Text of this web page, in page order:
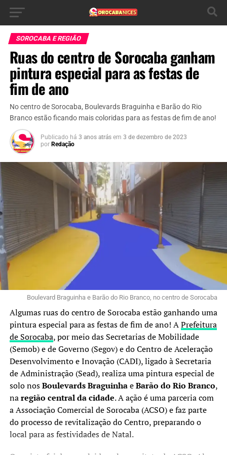
SOROCABA E REGIÃO
Ruas do centro de Sorocaba ganham
pintura especial para as festas de
fim de ano
No centro de Sorocaba, Boulevards Braguinha e Barão do Rio
Branco estão ficando mais coloridas para as festas de fim de ano!
Publicado há 3 anos atrás em 3 de dezembro de 2023
por Redação
Boulevard Braguinha e Barão do Rio Branco, no centro de Sorocaba
Algumas ruas do centro de Sorocaba estão ganhando uma
pintura especial para as festas de fim de ano! APrefeitura
de Sorocaba, por meio das Secretarias de Mobilidade
(Semob) e de Governo (Segov) e do Centro de Aceleração
Desenvolvimento e Inovação (CADI), ligado à Secretaria
de Administração (Sead), realiza uma pintura especial de
solo nosBoulevards BraguinhaeBarão do Rio Branco,
naregião central da cidade. A ação é uma parceria com
a Associação Comercial de Sorocaba (ACSO) e faz parte
do processo de revitalização do Centro, preparando o
local para as festividades de Natal.